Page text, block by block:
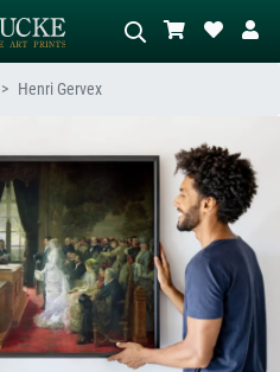
Décrivez la scène – ex. prairie verte,
abstrait avec beaucoup de rouge,
tableau sombre, nu debout près d'un
arbre.
Henri Gervex